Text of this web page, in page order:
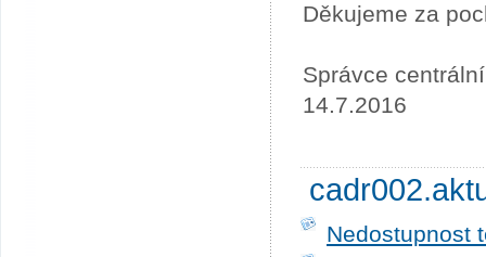
Děkujeme za
Správce
14.7.2016
Nedostupnost